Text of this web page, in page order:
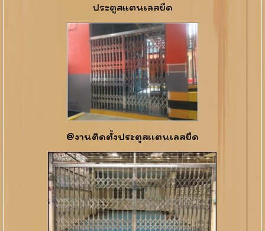
ประตูสแตนเลสยืด
@งานติดตั้งประตูสเเตนเลสยืด